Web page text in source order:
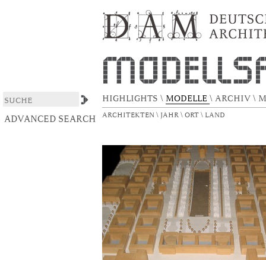
Die Groszstadt, Generalregulierungsplan
HIGHLIGHTS \ MODELLE \ ARCHIV \
ARCHITEKTEN \ JAHR \ ORT \ LAND
ADVANCED SEARCH